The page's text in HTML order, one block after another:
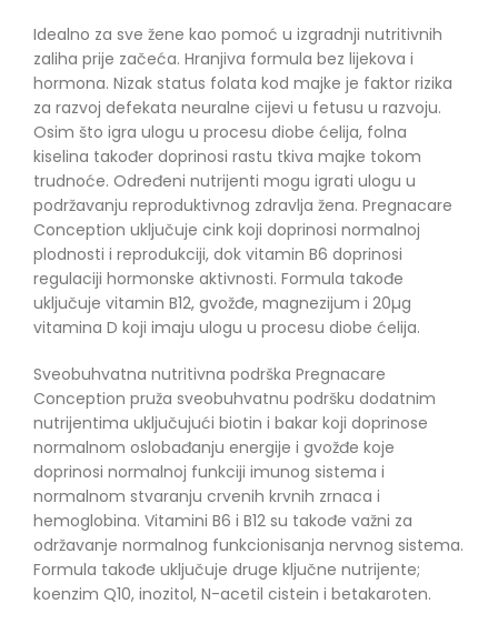
Idealno za sve žene kao pomoć u izgradnji nutritivnih
zaliha prije začeća. Hranjiva formula bez lijekova i
hormona. Nizak status folata kod majke je faktor rizika
za razvoj defekata neuralne cijevi u fetusu u razvoju.
Osim što igra ulogu u procesu diobe ćelija, folna
kiselina također doprinosi rastu tkiva majke tokom
trudnoće. Određeni nutrijenti mogu igrati ulogu u
podržavanju reproduktivnog zdravlja žena. Pregnacare
Conception uključuje cink koji doprinosi normalnoj
plodnosti i reprodukciji, dok vitamin B6 doprinosi
regulaciji hormonske aktivnosti. Formula takođe
uključuje vitamin B12, gvožđe, magnezijum i 20µg
vitamina D koji imaju ulogu u procesu diobe ćelija.
Sveobuhvatna nutritivna podrška Pregnacare
Conception pruža sveobuhvatnu podršku dodatnim
nutrijentima uključujući biotin i bakar koji doprinose
normalnom oslobađanju energije i gvožđe koje
doprinosi normalnoj funkciji imunog sistema i
normalnom stvaranju crvenih krvnih zrnaca i
hemoglobina. Vitamini B6 i B12 su takođe važni za
održavanje normalnog funkcionisanja nervnog sistema.
Formula takođe uključuje druge ključne nutrijente;
koenzim Q10, inozitol, N-acetil cistein i betakaroten.